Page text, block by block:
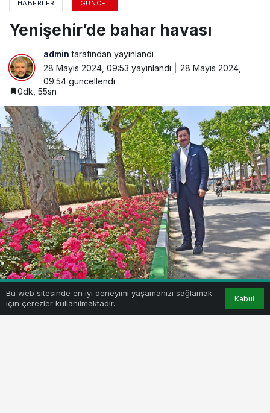
HABERLER GÜNCEL
Yenişehir’de bahar havası
admin tarafından yayınlandı
28 Mayıs 2024, 09:53 yayınlandı
28 Mayıs 2024,
09:54 güncellendi
0dk, 55sn
BEĞEN
Bu web sitesinde en iyi deneyimi yaşamanızı sağlamak
için çerezler kullanılmaktadır.
Kabul